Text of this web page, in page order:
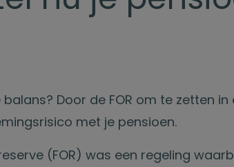
balans? Door de FOR om te zetten
met je pensioen.
(FOR) was een regeling